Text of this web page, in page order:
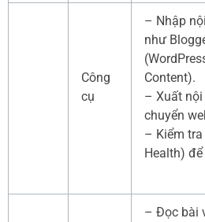
Công
cụ
– Nhập
như
Content).
– Xuất
chuyển
– Kiểm
Health)
– Đọc bài